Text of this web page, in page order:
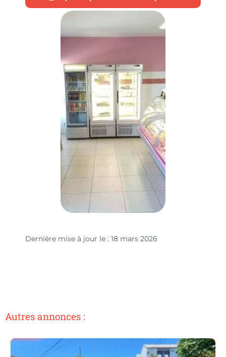
Dernière mise à jour le : 18 mars 2026
Autres annonces :